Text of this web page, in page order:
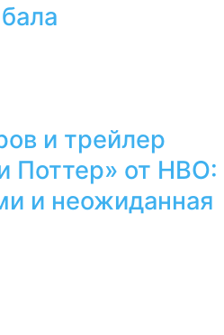
и трейлер
Поттер» от HBO:
и неожиданная